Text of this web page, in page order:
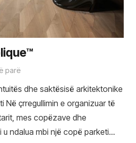
parë
dhe saktësisë arkitektonike
Në çrregullimin e organizuar të
mes copëzave dhe
u ndalua mbi një copë parketi…